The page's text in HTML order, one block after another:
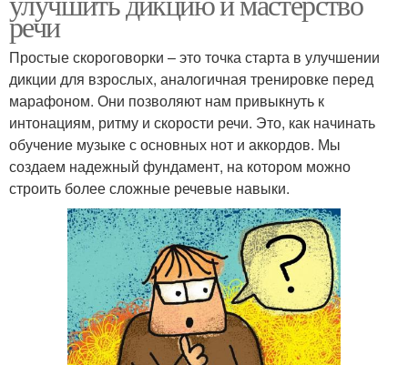
речи
Простые скороговорки – это точка старта в улучшении
дикции для взрослых, аналогичная тренировке перед
марафоном. Они позволяют нам привыкнуть к
интонациям, ритму и скорости речи. Это, как начинать
обучение музыке с основных нот и аккордов. Мы
создаем надежный фундамент, на котором можно
строить более сложные речевые навыки.